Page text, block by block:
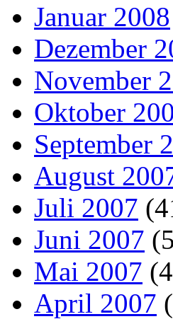
Januar 2008
Dezember
November
Oktober
September
August
Juli 2007
Juni 2007
Mai 2007
April 2007